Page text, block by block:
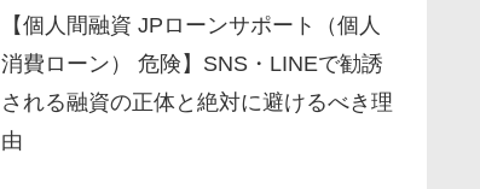
【個人間融資 JPローンサポート（個人
消費ローン） 危険】SNS・LINEで勧誘
される融資の正体と絶対に避けるべき理
由